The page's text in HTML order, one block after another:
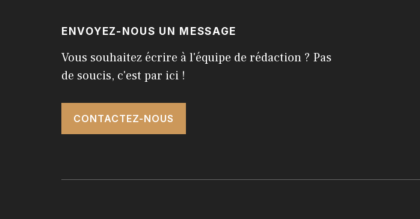
ENVOYEZ-NOUS UN MESSAGE
Vous souhaitez écrire à l'équipe de rédaction ? Pas
de soucis, c'est par ici !
CONTACTEZ-NOUS